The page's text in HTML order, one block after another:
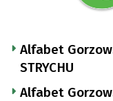
Alfabet
STRYCHU
Alfabet